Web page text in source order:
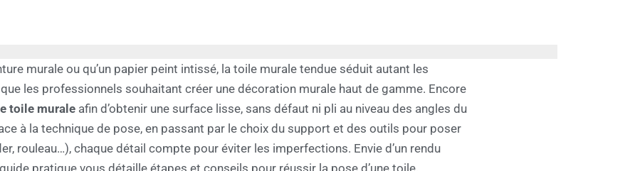
murale ou qu’un papier peint intissé, la toile murale tendue séduit autant les
les professionnels souhaitant créer une décoration murale haut de gamme. Encore
toile murale afin d’obtenir une surface lisse, sans défaut ni pli au niveau des angles du
à la technique de pose, en passant par le choix du support et des outils pour poser
rouleau…), chaque détail compte pour éviter les imperfections. Envie d’un rendu
pratique vous détaille étapes et conseils pour réussir la pose d’une toile.